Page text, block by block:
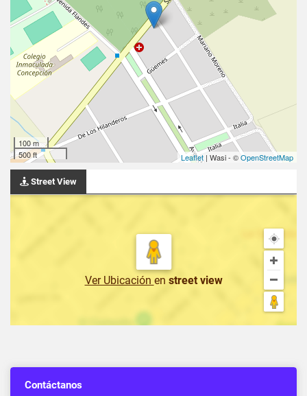
100 m
500 ft
Leaflet | Wasi - ©OpenStreetMap
Street View
Ver Ubicación en street view
Contáctanos